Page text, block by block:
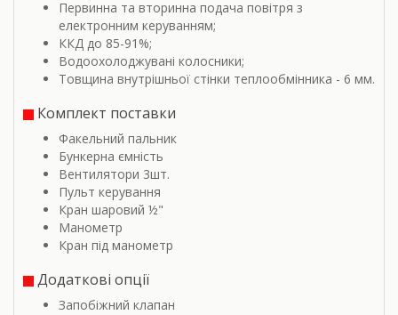
Первинна та вторинна подача повітря з
електронним керуванням;
ККД до 85-91%;
Водоохолоджувані колосники;
Товщина внутрішньої стінки теплообмінника - 6 мм.
Комплект поставки
Факельний пальник
Бункерна ємність
Вентилятори 3шт.
Пульт керування
Кран шаровий ½"
Манометр
Кран під манометр
Додаткові опції
Запобіжний клапан